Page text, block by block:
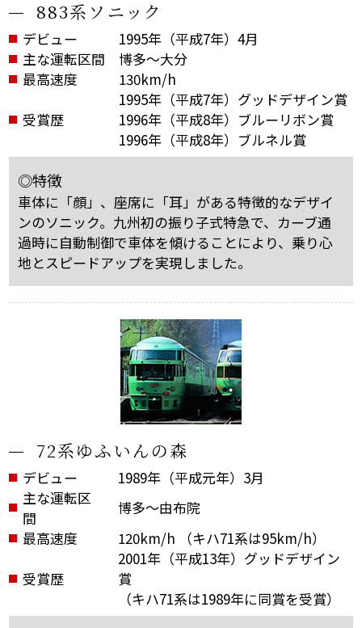
883系ソニック
デビュー
1995年（平成7年）4月
主な運転区間
博多～大分
最高速度
130km/h
受賞歴
1995年（平成7年）グッドデザイン賞
1996年（平成8年）ブルーリボン賞
1996年（平成8年）ブルネル賞
◎特徴
車体に「顔」、座席に「耳」がある特徴的なデザイ
ンのソニック。九州初の振り子式特急で、カーブ通
過時に自動制御で車体を傾けることにより、乗り心
地とスピードアップを実現しました。
72系ゆふいんの森
デビュー
1989年（平成元年）3月
主な運転区
間
博多～由布院
最高速度
120km/h （キハ71系は95km/h）
受賞歴
2001年（平成13年）グッドデザイン
賞
（キハ71系は1989年に同賞を受賞）